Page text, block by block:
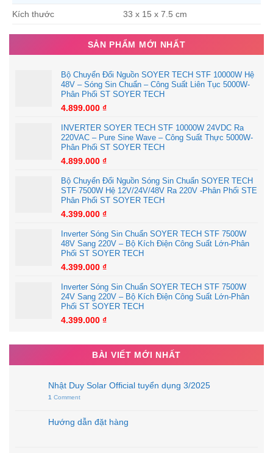
Kích thước 33 x 15 x 7.5 cm
SẢN PHẨM MỚI NHẤT
Bộ Chuyển Đổi Nguồn SOYER TECH STF 10000W Hệ
48V – Sóng Sin Chuẩn – Công Suất Liên Tục 5000W-
Phân Phối ST SOYER TECH
4.899.000 ₫
INVERTER SOYER TECH STF 10000W 24VDC Ra
220VAC – Pure Sine Wave – Công Suất Thực 5000W-
Phân Phối ST SOYER TECH
4.899.000 ₫
Bộ Chuyển Đổi Nguồn Sóng Sin Chuẩn SOYER TECH
STF 7500W Hệ 12V/24V/48V Ra 220V -Phân Phối STE
Phân Phối ST SOYER TECH
4.399.000 ₫
Inverter Sóng Sin Chuẩn SOYER TECH STF 7500W
48V Sang 220V – Bộ Kích Điện Công Suất Lớn-Phân
Phối ST SOYER TECH
4.399.000 ₫
Inverter Sóng Sin Chuẩn SOYER TECH STF 7500W
24V Sang 220V – Bộ Kích Điện Công Suất Lớn-Phân
Phối ST SOYER TECH
4.399.000 ₫
BÀI VIẾT MỚI NHẤT
Nhật Duy Solar Official tuyển dụng 3/2025
1 Comment
Hướng dẫn đặt hàng